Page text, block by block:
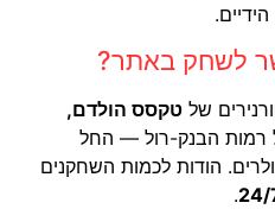
לשחק באתר?
שלטקסס הולדם,
בכל רמות הבנק-רול — החל
הודות לכמות השחקנים
.